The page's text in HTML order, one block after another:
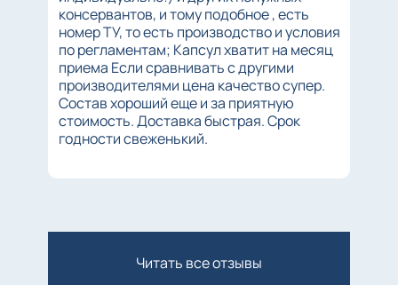
консервантов, и тому подобное , есть
номер ТУ, то есть производство и условия
по регламентам; Капсул хватит на месяц
приема Если сравнивать с другими
производителями цена качество супер.
Состав хороший еще и за приятную
стоимость. Доставка быстрая. Срок
годности свеженький.
Читать все отзывы